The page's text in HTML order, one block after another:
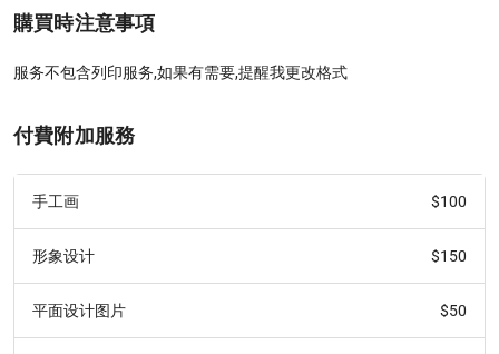
購買時注意事項
服务不包含列印服务,如果有需要,提醒我更改格式
付費附加服務
手工画 $100
形象设计 $150
平面设计图片 $50